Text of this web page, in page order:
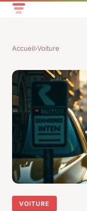
Accueil›Voiture
VOITURE